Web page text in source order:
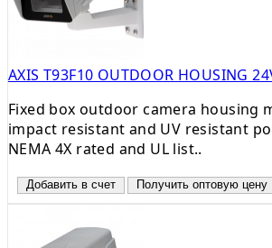
AXIS T93F10 OUTDOOR HOUSING
Fixed box outdoor camera housing
impact resistant and UV resistant
NEMA 4X rated and UL list..
Добавить в счет Получить оптовую цену